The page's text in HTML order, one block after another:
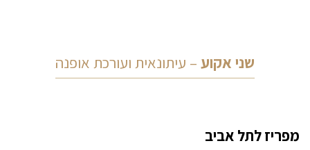
שני אקוע – עיתונאית ועורכת אופנה
מפריז לתל אביב